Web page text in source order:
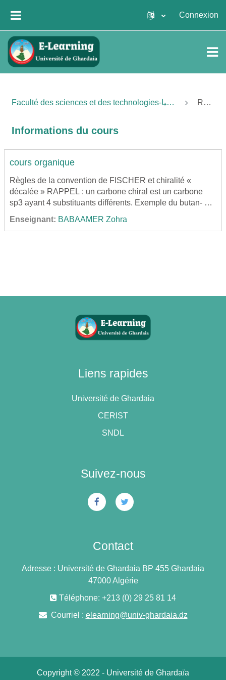
Connexion
Faculté des sciences et des technologies-كلية العلوم والتكنولوجيا Résumé
Informations du cours
cours organique
Règles de la convention de FISCHER et chiralité «
décalée » RAPPEL : un carbone chiral est un carbone
sp3 ayant 4 substituants différents. Exemple du butan- 2-
Enseignant: BABAAMER Zohra
Liens rapides
Université de Ghardaia
CERIST
SNDL
Suivez-nous
Contact
Adresse : Université de Ghardaia BP 455 Ghardaia
47000 Algérie
Téléphone: +213 (0) 29 25 81 14
Courriel : elearning@univ-ghardaia.dz
Copyright © 2022 - Université de Ghardaïa